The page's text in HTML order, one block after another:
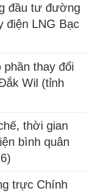
đầu tư đường
điện LNG Bạc
thay đổi
Wil (tỉnh
thời gian
bình quân
trực Chính